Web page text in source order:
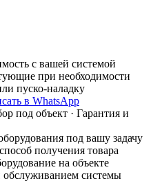
с вашей системой
при необходимости
пуско-наладку
в WhatsApp
под объект · Гарантия и
под вашу задачу
получения товара
на объекте
системы